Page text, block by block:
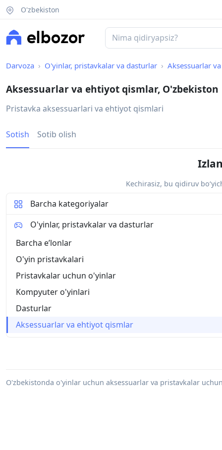
O'zbekiston
Darvoza O'yinlar, pristavkalar va dasturlar Aksessuarlar
Aksessuarlar va ehtiyot qismlar, O'zbekiston
Pristavka aksessuarlari va ehtiyot qismlari
Sotish Sotib olish
Kechirasiz, bu qidiruv
Barcha kategoriyalar
O'yinlar, pristavkalar va dasturlar
Barcha eʼlonlar
O'yin pristavkalari
Pristavkalar uchun o'yinlar
Kompyuter o'yinlari
Dasturlar
Aksessuarlar va ehtiyot qismlar
O'zbekistonda o'yinlar uchun aksessuarlar va pristavkalar